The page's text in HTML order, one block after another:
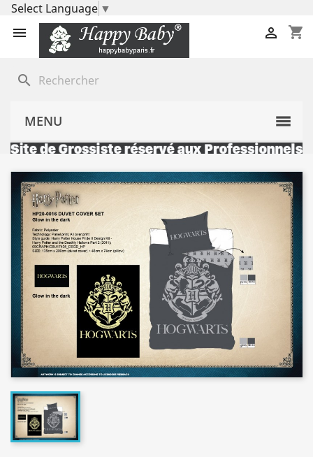
Select Language ▼
 shopping_cart

search
MENU